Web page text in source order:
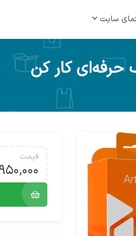
سایت
حرفه‌ای کار کن
قیمت